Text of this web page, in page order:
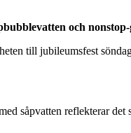
och
till jubileumsfest
såpvatten reflekterar